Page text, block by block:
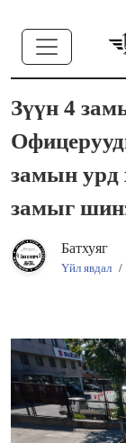
Зүүн 4
замын урд
замыг
Батхуяг
Үйл явдал /